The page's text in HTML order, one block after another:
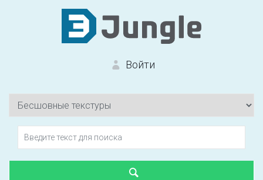
Войти
Вход на сайт